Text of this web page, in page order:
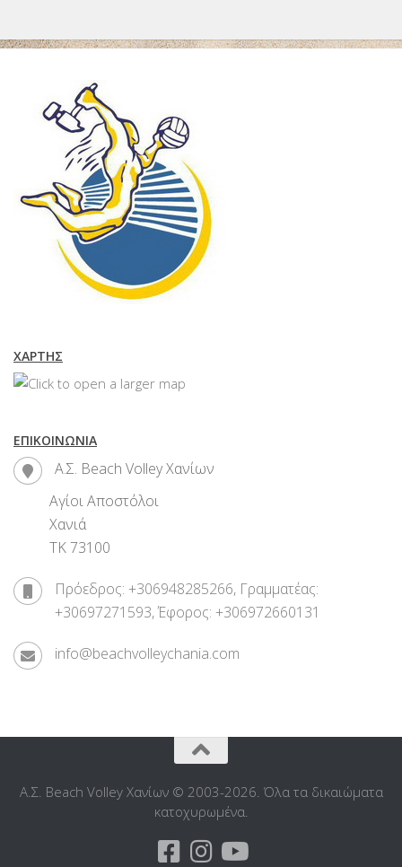
ΧΆΡΤΗΣ
ΕΠΙΚΟΙΝΩΝΊΑ
Α.Σ. Beach Volley Χανίων
Αγίοι Αποστόλοι
Χανιά
ΤΚ 73100
Πρόεδρος: +306948285266, Γραμματέας:
+30697271593, Έφορος: +306972660131
info@beachvolleychania.com
Α.Σ. Beach Volley Χανίων © 2003-2026. Όλα τα δικαιώματα
κατοχυρωμένα.